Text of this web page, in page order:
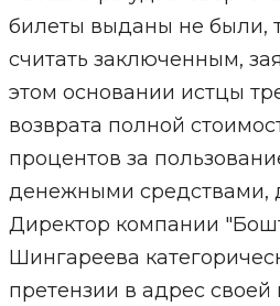
билеты выданы не были,
считать заключенным,
этом основании истцы
возврата полной
процентов за
денежными средствами,
Директор компании
Шингареева
претензии в адрес